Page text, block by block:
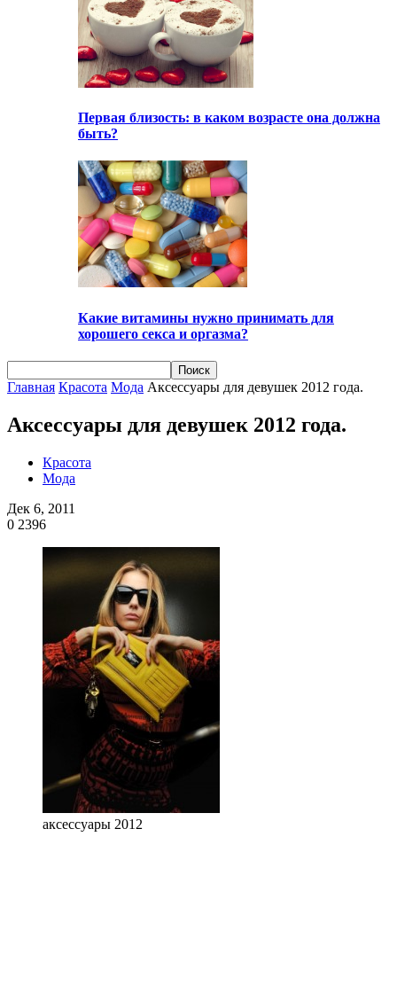
Первая близость: в каком возрасте она должна
быть?
Какие витамины нужно принимать для
хорошего секса и оргазма?
Главная Красота Мода Аксессуары для девушек 2012 года.
Аксессуары для девушек 2012 года.
Красота
Мода
Дек 6, 2011
0 2396
аксессуары 2012